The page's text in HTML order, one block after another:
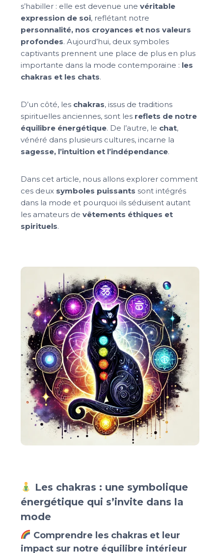
s’habiller : elle est devenue une véritable
expression de soi, reflétant notre
personnalité, nos croyances et nos valeurs
profondes. Aujourd’hui, deux symboles
captivants prennent une place de plus en plus
importante dans la mode contemporaine : les
chakras et les chats.
D’un côté, les chakras, issus de traditions
spirituelles anciennes, sont les reflets de notre
équilibre énergétique. De l’autre, le chat,
vénéré dans plusieurs cultures, incarne la
sagesse, l’intuition et l’indépendance.
Dans cet article, nous allons explorer comment
ces deux symboles puissants sont intégrés
dans la mode et pourquoi ils séduisent autant
les amateurs de vêtements éthiques et
spirituels.
Les chakras : une symbolique
énergétique qui s’invite dans la
mode
Comprendre les chakras et leur
impact sur notre équilibre intérieur